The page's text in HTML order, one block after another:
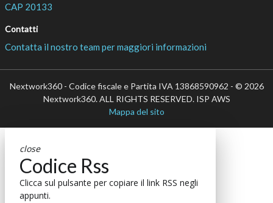
CAP 20133
Contatti
Contatta il nostro team per maggiori informazioni
Nextwork360 - Codice fiscale e Partita IVA 13868590962 - © 2026
Nextwork360. ALL RIGHTS RESERVED. ISP AWS
Mappa del sito
close
Codice Rss
Clicca sul pulsante per copiare il link RSS negli
appunti.